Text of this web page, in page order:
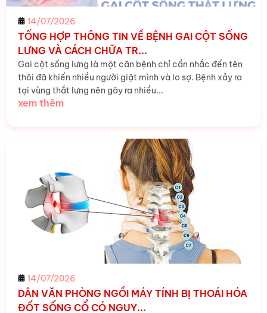
14/07/2026
TỔNG HỢP THÔNG TIN VỀ BỆNH GAI CỘT SỐNG
LƯNG VÀ CÁCH CHỮA TR...
Gai cột sống lưng là một căn bệnh chỉ cần nhắc đến tên
thôi đã khiến nhiều người giật mình và lo sợ. Bệnh xảy ra
tại vùng thắt lưng nên gây ra nhiều...
xem thêm
14/07/2026
DÂN VĂN PHÒNG NGỒI MÁY TÍNH BỊ THOÁI HÓA
ĐỐT SỐNG CỔ CÓ NGUY...